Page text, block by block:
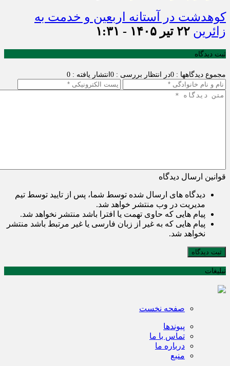
کوهدشت در آستانه اربعین و خدمت‌ به
زائرین ۲۲ تیر ۱۴۰۵ - ۱:۳۱
ثبت دیدگاه
مجموع دیدگاهها : 0 در انتظار بررسی : 0 انتشار یافته : 0
قوانین ارسال دیدگاه
دیدگاه های ارسال شده توسط شما، پس از تایید توسط تیم
مدیریت در وب منتشر خواهد شد.
پیام هایی که حاوی تهمت یا افترا باشد منتشر نخواهد شد.
پیام هایی که به غیر از زبان فارسی یا غیر مرتبط باشد منتشر
نخواهد شد.
ثبت دیدگاه
تبلیغات
صفحه نخست
پیوندها
تماس با ما
درباره ما
منبع